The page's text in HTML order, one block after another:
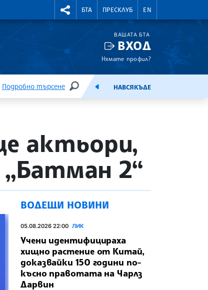
RIGHTMENU.SOCIAL
БТА ПРЕСКЛУБ EN
ВАШАТА БТА
ВХОД
Нямате профил?
Подробно търсене
ТЪРСЕНЕЕМИСИЯНАВСЯКЪДЕ
актьори,
2“
ВОДЕЩИ НОВИНИ
05.08.2026 22:00 ЛИК
Учени идентифицираха
хищно растение от Китай,
доказвайки 150 години по-
късно правотата на Чарлз
Дарвин